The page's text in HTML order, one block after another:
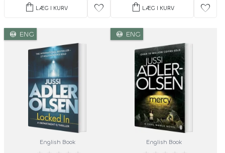
shopping_bag LÆG I KURV favorite shopping_bag LÆG I KURV favorite
language ENG
English Book
language ENG
English Book